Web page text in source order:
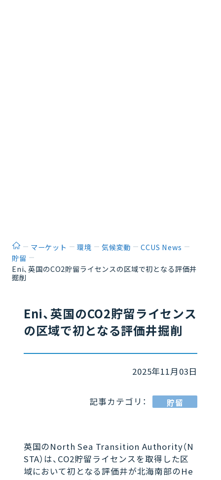
ホームマーケット 環境 気候変動
CCUS News
貯留
Eni、英国のCO2貯留ライセンスの区域で初となる評価井
掘削
Eni、英国のCO2貯留ライセンス
の区域で初となる評価井掘削
2025年11月03日
記事カテゴリ： 貯留
英国のNorth Sea Transition Authority（N
STA）は、CO2貯留ライセンスを取得した区
域において初となる評価井が北海南部のHe